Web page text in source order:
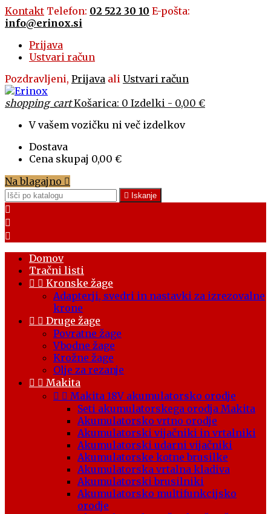
Kontakt Telefon: 02 522 30 10 E-pošta:
info@erinox.si
Prijava
Ustvari račun
Pozdravljeni, Prijava ali Ustvari račun
shopping_cart Košarica: 0 Izdelki - 0,00 €
V vašem vozičku ni več izdelkov
Dostava
Cena skupaj 0,00 €
Na blagajno 
 Iskanje



Domov
Tračni listi
  Kronske žage
Adapterji, svedri in nastavki za izrezovalne
krone
  Druge žage
Povratne žage
Vbodne žage
Krožne žage
Olje za rezanje
  Makita
  Makita 18V akumulatorsko orodje
Seti akumulatorskega orodja Makita
Akumulatorsko vrtno orodje
Akumulatorski vijačniki in vrtalniki
Akumulatorski udarni vijačniki
Akumulatorske kotne brusilke
Akumulatorska vrtalna kladiva
Akumulatorski brusilniki
Akumulatorsko multifunkcijsko
orodje